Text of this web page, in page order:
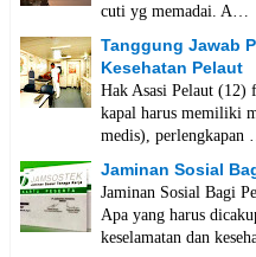
cuti yg memadai. A…
Tanggung Jawab
Kesehatan Pelaut
Hak Asasi Pelaut (12)
kapal harus memiliki
medis), perlengkapan …
Jaminan Sosial
Jaminan Sosial Bagi
Apa yang harus
keselamatan dan